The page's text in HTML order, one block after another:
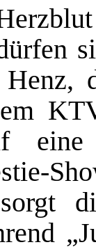
eine